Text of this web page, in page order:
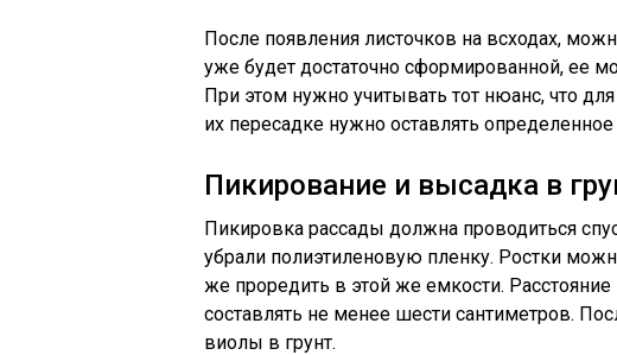
После появления листочков на всходах,
уже будет достаточно сформированной, ее
При этом нужно учитывать тот нюанс, что
их пересадке нужно оставлять
Пикирование и высадка в
Пикировка рассады должна проводиться
убрали полиэтиленовую пленку. Ростки
же проредить в этой же емкости.
составлять не менее шести сантиметров.
виолы в грунт.